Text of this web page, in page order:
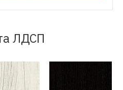
ЛДСП